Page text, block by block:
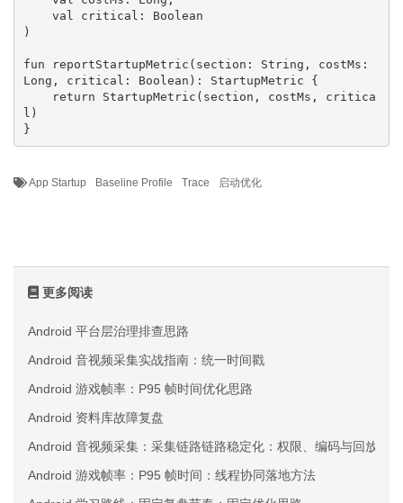
)
fun reportStartupMetric(section: String, costMs:
Long, critical: Boolean): StartupMetric {
l)
}
App Startup Baseline Profile Trace 启动优化
更多阅读
Android 平台层治理排查思路
Android 音视频采集实战指南：统一时间戳
Android 游戏帧率：P95 帧时间优化思路
Android 资料库故障复盘
Android 音视频采集：采集链路链路稳定化：权限、编码与回放三
Android 游戏帧率：P95 帧时间：线程协同落地方法